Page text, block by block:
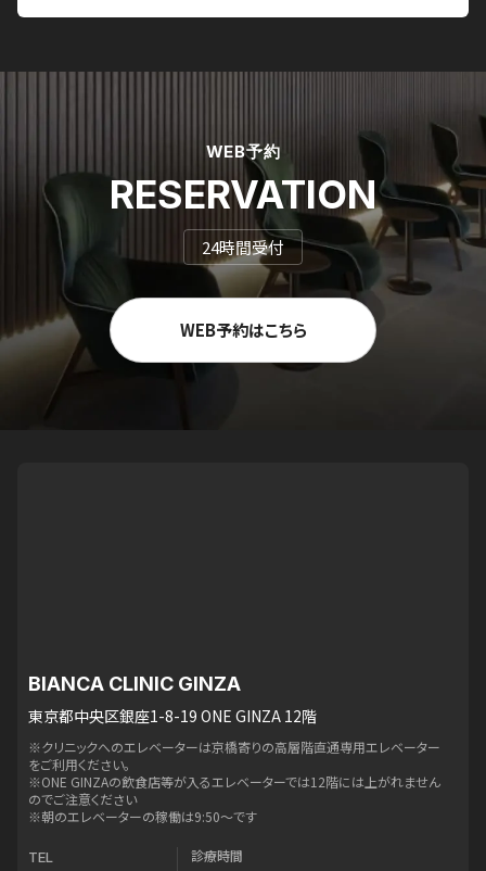
WEB予約
RESERVATION
24時間受付
WEB予約はこちら
BIANCA CLINIC GINZA
東京都中央区銀座1-8-19 ONE GINZA 12階
※クリニックへのエレベーターは京橋寄りの高層階直通専用エレベーター
をご利用ください。
※ONE GINZAの飲食店等が入るエレベーターでは12階には上がれません
のでご注意ください
※朝のエレベーターの稼働は9:50〜です
TEL 診療時間